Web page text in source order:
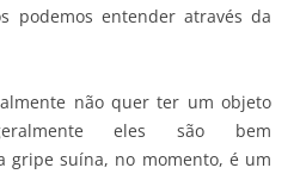
podemos entender através da
não quer ter um objeto
eles são bem
gripe suína, no momento, é um